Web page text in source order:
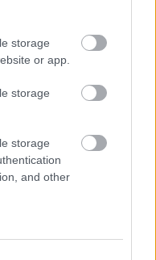
storage
or app.
storage
storage
and other